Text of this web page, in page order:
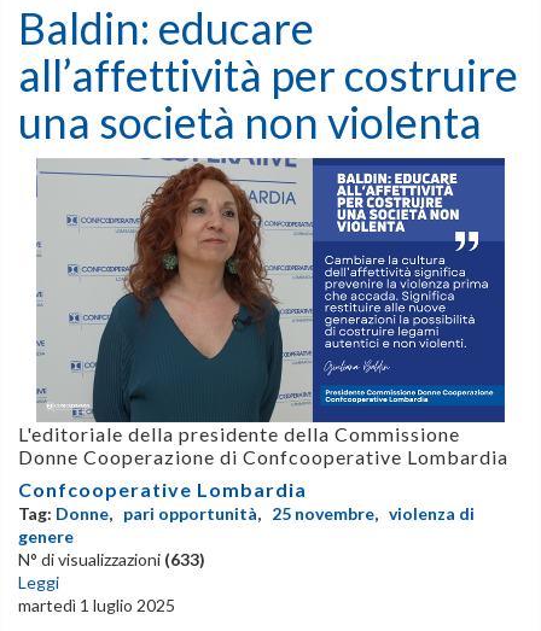
Baldin: educare
all’affettività per costruire
una società non violenta
L'editoriale della presidente della Commissione
Donne Cooperazione di Confcooperative Lombardia
Confcooperative Lombardia
Tag: Donne, pari opportunità, 25 novembre, violenza di
genere
N° di visualizzazioni (633)
Leggi
martedì 1 luglio 2025